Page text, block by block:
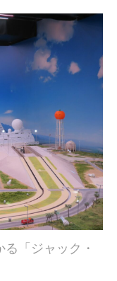
「ジャック・